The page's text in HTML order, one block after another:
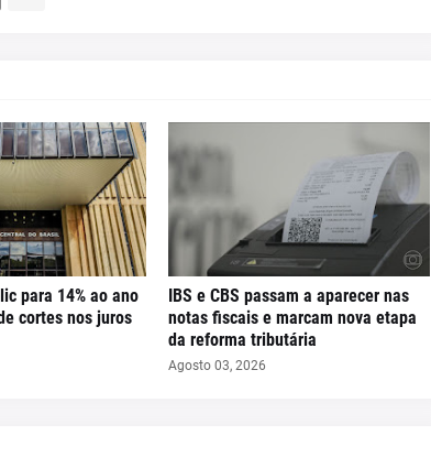
para 14% ao ano
cortes nos juros
IBS e CBS passam a aparecer nas
notas fiscais e marcam nova etapa
da reforma tributária
Agosto 03, 2026